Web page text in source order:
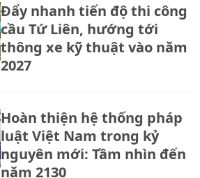
Đẩy nhanh tiến độ thi công
cầu Tứ Liên, hướng tới
thông xe kỹ thuật vào năm
2027
Hoàn thiện hệ thống pháp
luật Việt Nam trong kỷ
nguyên mới: Tầm nhìn đến
năm 2130